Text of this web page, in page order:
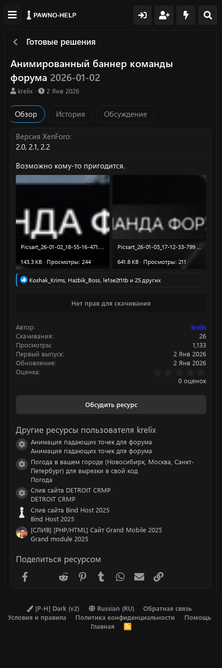
Готовые решения
Анимированный баннер команды
форума 2026-01-02
А
т
о
krelix
Д
о
з
н
2 Янв 2026
Обзор История Обсуждение
Версия XenForo
2.0 2.1 2.2
Возможно кому-то пригодится.
Picsart_26-01-02_18-55-16-471.gif
143.3 KB · Просмотры: 244
Picsart_26-01-03_17-12-33-799 (1).gif
641.8 KB · Просмотры: 211
Р
и
:
Koshak_Krims, Hazbik_Boss, le1se2t1tb и 25 других
Нет прав для скачивания
Автор
krelix
Скачивания
26
Просмотры
1,133
Первый выпуск
2 Янв 2026
Обновление
2 Янв 2026
Оценка
.
0
0 оценок
Обсудить ресурс
Другие ресурсы пользователя krelix
Иконка ресурса
Анимация падающих точек для форума
Анимация падающих точек для форума
Иконка ресурса
Погода в вашем городе (Новосибирк, Москва, Санкт-
Петербург) для вырезки в свой код
Погода
Иконка ресурса
Cлив сайта DETROIT CRMP
DETROIT CRMP
Слив сайта Bind Host 2025
Bind Host 2025
[СЛИВ] [PHP/HTML] Сайт Grand Mobile 2025
Grand module 2025
Поделиться ресурсом
FacebookX (Twitter)
Reddit PinterestTumblr WhatsAppЭлектронная почта
[P-H] Dark (v2) Russian (RU)
Обратная связь
Условия и правила
Политика конфиденциальности
Помощь
Главная
R